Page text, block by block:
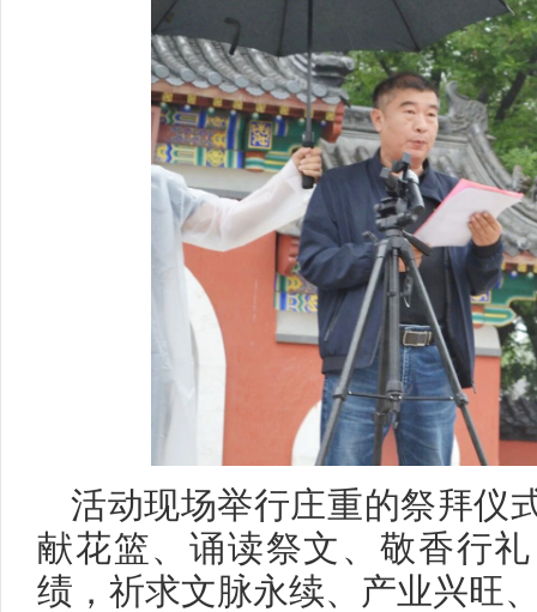
活动现场举行庄重的祭拜仪
献花篮、诵读祭文、敬香行
绩，祈求文脉永续、产业兴旺